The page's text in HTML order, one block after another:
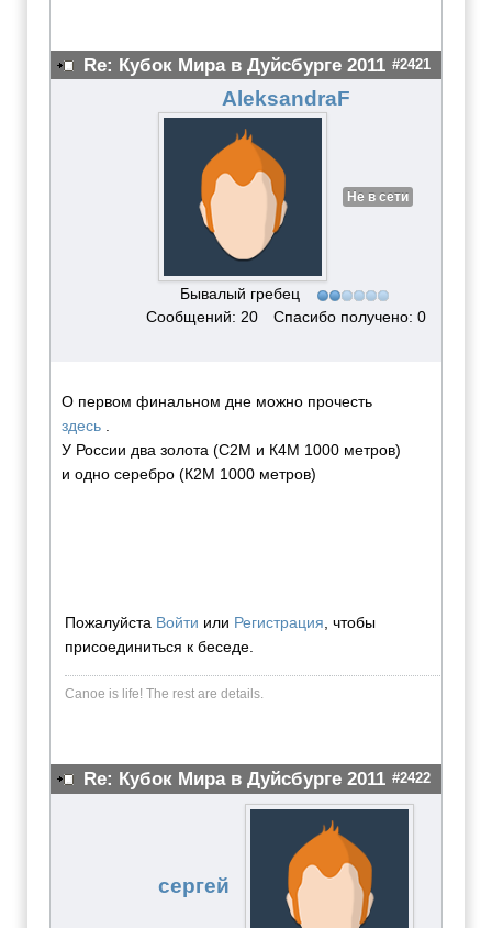
Re: Кубок Мира в Дуйсбурге 2011 #2421
AleksandraF
Не в сети
Бывалый гребец
Сообщений: 20
Спасибо получено: 0
О первом финальном дне можно прочесть
здесь .
У России два золота (С2М и К4М 1000 метров)
и одно серебро (К2М 1000 метров)
Пожалуйста Войти или Регистрация, чтобы
присоединиться к беседе.
Canoe is life! The rest are dеtails.
Re: Кубок Мира в Дуйсбурге 2011 #2422
сергей